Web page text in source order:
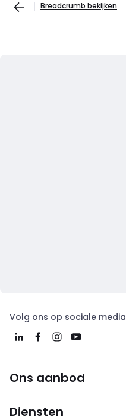
Breadcrumb bekijken
Volg ons op sociale media
Ons aanbod
Diensten